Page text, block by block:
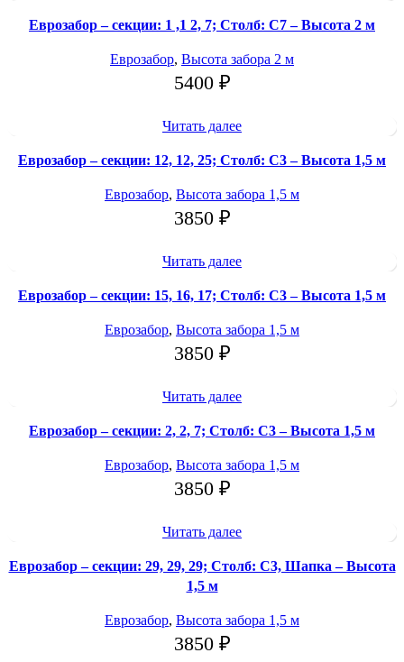
Еврозабор – секции: 1 ,1 2, 7; Столб: С7 – Высота 2 м
Еврозабор, Высота забора 2 м
5400 ₽
Читать далее
Еврозабор – секции: 12, 12, 25; Столб: С3 – Высота 1,5 м
Еврозабор, Высота забора 1,5 м
3850 ₽
Читать далее
Еврозабор – секции: 15, 16, 17; Столб: С3 – Высота 1,5 м
Еврозабор, Высота забора 1,5 м
3850 ₽
Читать далее
Еврозабор – секции: 2, 2, 7; Столб: С3 – Высота 1,5 м
Еврозабор, Высота забора 1,5 м
3850 ₽
Читать далее
Еврозабор – секции: 29, 29, 29; Столб: С3, Шапка – Высота
1,5 м
Еврозабор, Высота забора 1,5 м
3850 ₽